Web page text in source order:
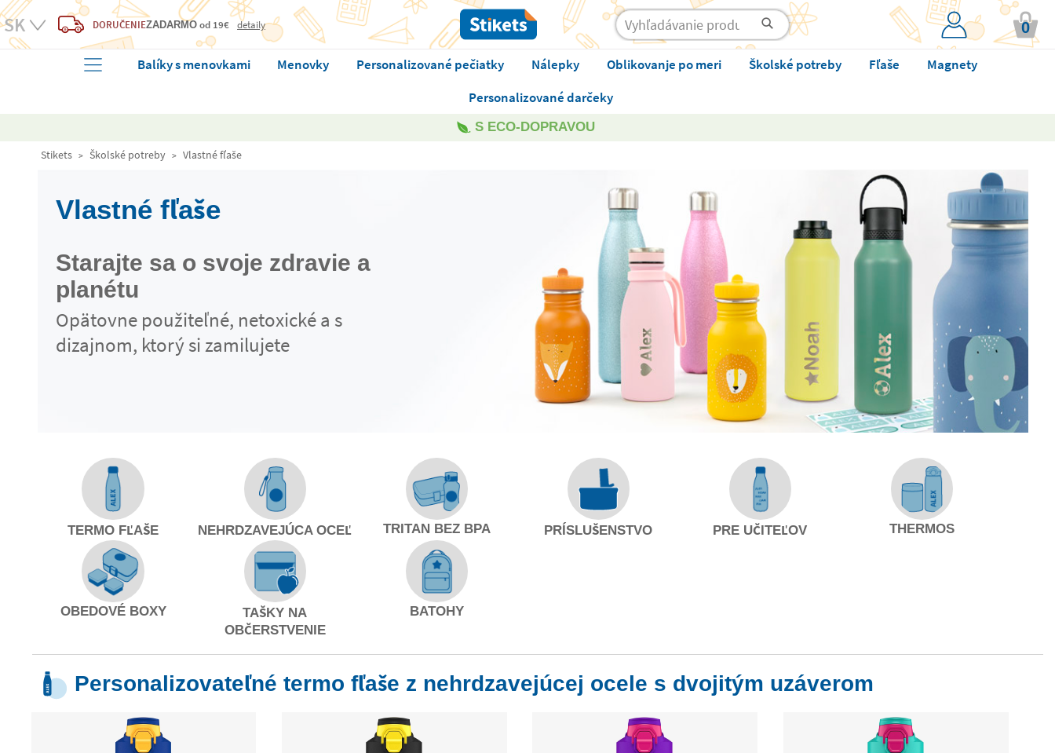
DORUČENIEZADARMO od 19€ detaily 0
Balíky s menovkami Menovky Personalizované pečiatky Nálepky Oblikovanje po meri Školské potreby Fľaše
Magnety
Personalizované darčeky
S ECO-DOPRAVOU
Stikets Školské potreby Vlastné fľaše
Vlastné fľaše
Starajte sa o svoje zdravie a
planétu
Opätovne použiteľné, netoxické a s
dizajnom, ktorý si zamilujete
TERMO FĽAŠE NEHRDZAVEJÚCA OCEĽ TRITAN BEZ BPA PRÍSLUŠENSTVO PRE UČITEĽOV THERMOS
OBEDOVÉ BOXY
TAŠKY NA
OBČERSTVENIE
BATOHY
Personalizovateľné termo fľaše z nehrdzavejúcej ocele s dvojitým uzáverom